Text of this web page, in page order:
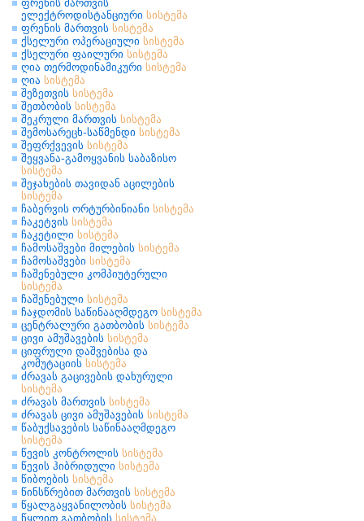
ფრენის მართვის
ელექტროდისტანციური სისტემა
ფრენის მართვის სისტემა
ქსელური ოპერაციული სისტემა
ქსელური ფაილური სისტემა
ღია თერმოდინამიკური სისტემა
ღია სისტემა
შეზეთვის სისტემა
შეთბობის სისტემა
შეკრული მართვის სისტემა
შემოსარეცხ-საწმენდი სისტემა
შეფრქვევის სისტემა
შეყვანა-გამოყვანის საბაზისო
სისტემა
შეჯახების თავიდან აცილების
სისტემა
ჩაბერვის ორტურბინიანი სისტემა
ჩაკეტვის სისტემა
ჩაკეტილი სისტემა
ჩამოსაშვები მილების სისტემა
ჩამოსაშვები სისტემა
ჩაშენებული კომპიუტერული
სისტემა
ჩაშენებული სისტემა
ჩაჯდომის საწინააღმდეგო სისტემა
ცენტრალური გათბობის სისტემა
ცივი ამუშავების სისტემა
ციფრული დაშვებისა და
კომუტაციის სისტემა
ძრავას გაცივების დახურული
სისტემა
ძრავას მართვის სისტემა
ძრავას ცივი ამუშავების სისტემა
წაბუქსავების საწინააღმდეგო
სისტემა
წევის კონტროლის სისტემა
წევის ჰიბრიდული სისტემა
წიბოების სისტემა
წინსწრებით მართვის სისტემა
წყალგაყვანილობის სისტემა
წყლით გათბობის სისტემა